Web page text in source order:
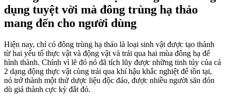
dụng tuyệt vời mà đông trùng hạ thảo
mang đến cho người dùng
Hiện nay, chỉ có đông trùng hạ thảo là loại sinh vật được tạo thành
từ hai yếu tố thực vật và động vật và trải qua hai mùa đông hạ để
hình thành. Chính vì lẽ đó nó đã tích lũy được những tinh túy của cả
2 dạng động thực vật cùng trải qua khí hậu khắc nghiệt để tồn tại,
nó trở thành một thứ dược liệu độc đáo, được nhiều người săn đón
dù giá thành cực kỳ đắt đỏ.